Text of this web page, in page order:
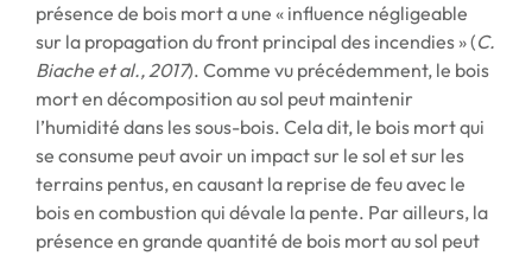
présence de bois mort a une « influence négligeable
sur la propagation du front principal des incendies » (C.
Biache et al., 2017). Comme vu précédemment, le bois
mort en décomposition au sol peut maintenir
l’humidité dans les sous-bois. Cela dit, le bois mort qui
se consume peut avoir un impact sur le sol et sur les
terrains pentus, en causant la reprise de feu avec le
bois en combustion qui dévale la pente. Par ailleurs, la
présence en grande quantité de bois mort au sol peut